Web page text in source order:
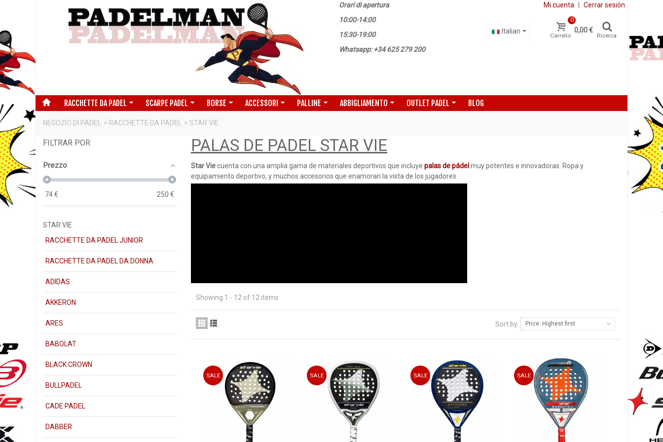
Orari di apertura
10:00-14:00
15:30-19:00
Whatsapp: +34 625 279 200
Mi cuenta Cerrar sesión
Carrello
0
0,00 €
Ricerca
Italian
RACCHETTE DA PADEL SCARPE PADEL BORSE ACCESSORI PALLINE ABBIGLIAMENTO OUTLET PADEL BLOG
NEGOZIO DI PADEL > RACCHETTE DA PADEL > STAR VIE
FILTRAR POR
Prezzo
74€ 250 €
STAR VIE
RACCHETTE DA PADEL JUNIOR
RACCHETTE DA PADEL DA DONNA
ADIDAS
AKKERON
ARES
BABOLAT
BLACK CROWN
BULLPADEL
CADE PADEL
DABBER
PALAS DE PADEL STAR VIE
Star Viecuenta con una amplia gama de materiales deportivos que incluye palas de pádel muy potentes e innovadoras. Ropa y
equipamiento deportivo, y muchos accesorios que enamoran la vista de los jugadores.
. Este año también está invirtiendo mucho por su gran patrocinio oficial en el circuito profesional WORLD PADEL TOUR
Actualmente patrocina aMatías Díaz, Mati Marina,Marcelo Jardim o Luc as Bergamini. Entre jugadoras de pádel, encontramos las
gemelasMapi y Majo Alayeto Cecilia Reiter, Carolina Navarro
Esta marca es una de las más conocidas en el mercado depádel masculino . Con una gran inversión
en productos de calidad. Su innovación
en materiales de calidad, hacen una de las más prestigiadas del mundo.
Cuando adquieres un producto de esta esta marca siempre compras un
producto especial
En nuestra tienda online
encontraras los mejores productos al mejor precio y con una fiabilidad ejemplar.
Showing 1 - 12 of 12 items
Sort by Price: Highest first
SALE SALE SALE SALE